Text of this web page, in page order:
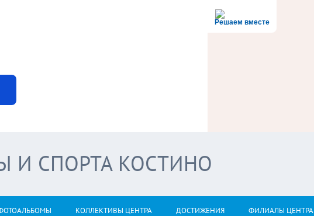
Решаем вместе
И СПОРТА КОСТИНО
КОЛЛЕКТИВЫ ЦЕНТРА ДОСТИЖЕНИЯ ФИЛИАЛЫ ЦЕНТРА